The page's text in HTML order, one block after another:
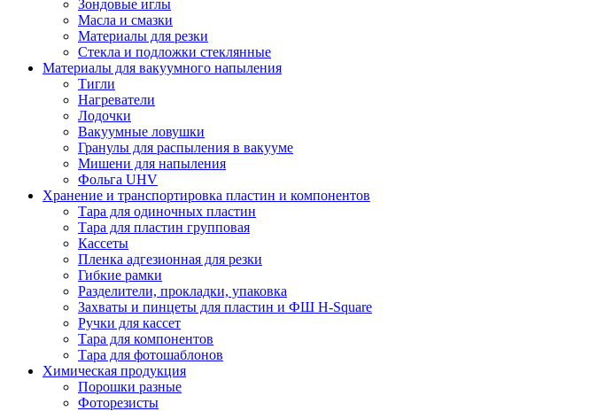
Зондовые иглы
Масла и смазки
Материалы для резки
Стекла и подложки стеклянные
Материалы для вакуумного напыления
Тигли
Нагреватели
Лодочки
Вакуумные ловушки
Гранулы для распыления в вакууме
Мишени для напыления
Фольга UHV
Хранение и транспортировка пластин и компонентов
Тара для одиночных пластин
Тара для пластин групповая
Кассеты
Пленка адгезионная для резки
Гибкие рамки
Разделители, прокладки, упаковка
Захваты и пинцеты для пластин и ФШ H-Square
Ручки для кассет
Тара для компонентов
Тара для фотошаблонов
Химическая продукция
Порошки разные
Фоторезисты